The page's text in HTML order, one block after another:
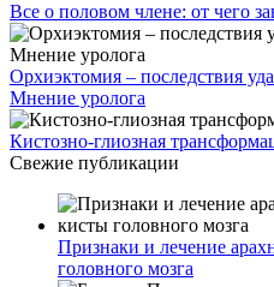
Все о половом члене: от чего
Орхиэктомия – последствия
Мнение уролога
Кистозно-глиозная
Свежие публикации
Признаки и лечение
головного мозга